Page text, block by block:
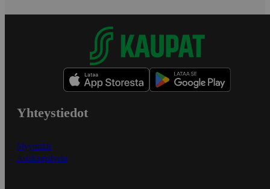
Yhteystiedot
Myymälät
Asiakaspalvelu